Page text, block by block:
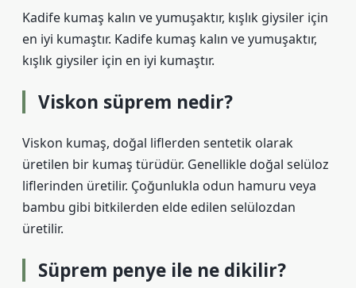
Kadife kumaş kalın ve yumuşaktır, kışlık giysiler için
en iyi kumaştır. Kadife kumaş kalın ve yumuşaktır,
kışlık giysiler için en iyi kumaştır.
Viskon süprem nedir?
Viskon kumaş, doğal liflerden sentetik olarak
üretilen bir kumaş türüdür. Genellikle doğal selüloz
liflerinden üretilir. Çoğunlukla odun hamuru veya
bambu gibi bitkilerden elde edilen selülozdan
üretilir.
Süprem penye ile ne dikilir?